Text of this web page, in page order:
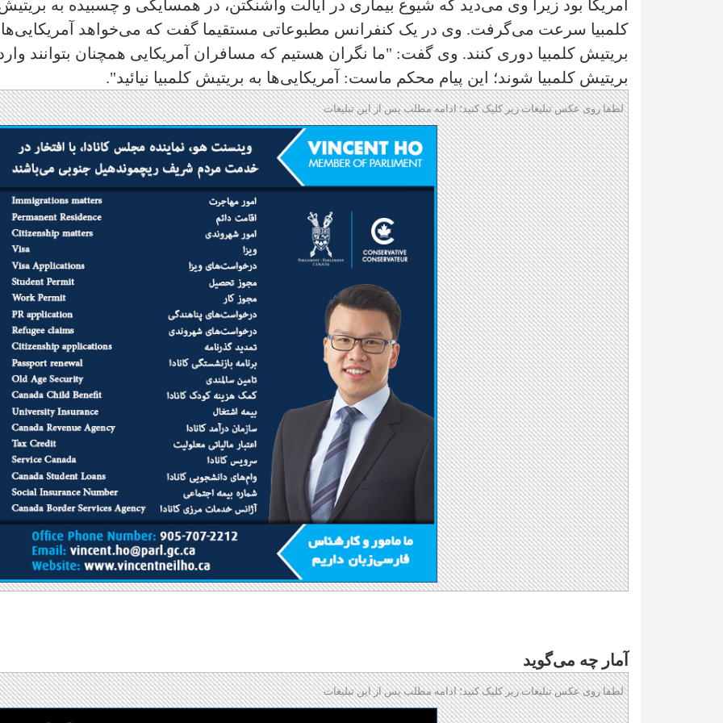
آمریکا بود زیرا وی می‌دید که شیوع بیماری در ایالت واشنگتن، در همسایگی و چسبیده به
کلمبیا سرعت می‌گرفت. وی در یک کنفرانس مطبوعاتی مستقیما گفت که می‌خواهد آمریکایی‌ها
بریتیش کلمبیا دوری کنند. وی گفت: "ما نگران هستیم که مسافران آمریکایی همچنان بتوانند
بریتیش کلمبیا شوند؛ این پیام محکم ماست: آمریکایی‌ها به بریتیش کلمبیا نیائید".
لطفا روی عکس تبلیغات زیر کلیک کنید؛ ادامه مطلب پس از این تبلیغات
آمار چه می‌گوید
لطفا روی عکس تبلیغات زیر کلیک کنید؛ ادامه مطلب پس از این تبلیغات